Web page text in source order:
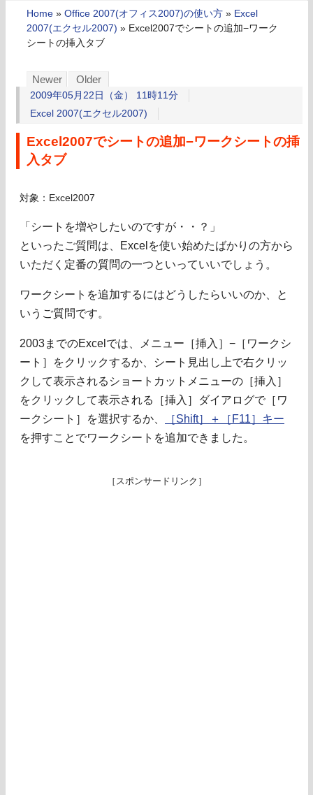
Home » Office 2007(オフィス2007)の使い方 » Excel
2007(エクセル2007) » Excel2007でシートの追加−ワーク
シートの挿入タブ
Newer Older
2009年05月22日（金） 11時11分
Excel 2007(エクセル2007)
Excel2007でシートの追加−ワークシートの挿
入タブ
対象：Excel2007
「シートを増やしたいのですが・・？」
といったご質問は、Excelを使い始めたばかりの方から
いただく定番の質問の一つといっていいでしょう。
ワークシートを追加するにはどうしたらいいのか、と
いうご質問です。
2003までのExcelでは、メニュー［挿入］−［ワークシ
ート］をクリックするか、シート見出し上で右クリッ
クして表示されるショートカットメニューの［挿入］
をクリックして表示される［挿入］ダイアログで［ワ
ークシート］を選択するか、
［Shift］＋［F11］キー
を押すことでワークシートを追加できました。
［スポンサードリンク］